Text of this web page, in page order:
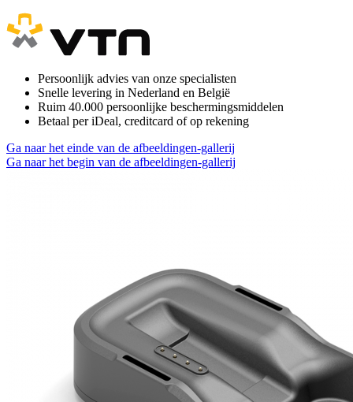
Persoonlijk advies van onze specialisten
Snelle levering in Nederland en België
Ruim 40.000 persoonlijke beschermingsmiddelen
Betaal per iDeal, creditcard of op rekening
Ga naar het einde van de afbeeldingen-gallerij
Ga naar het begin van de afbeeldingen-gallerij